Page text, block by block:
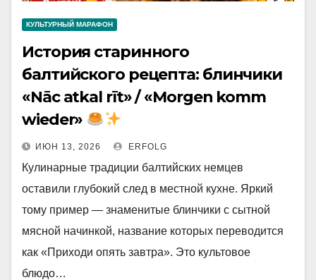
КУЛЬТУРНЫЙ МАРАФОН
История старинного
балтийского рецепта: блинчики
«Nāc atkal rīt» / «Morgen komm
wieder»
ИЮН 13, 2026 ERFOLG
Кулинарные традиции балтийских немцев
оставили глубокий след в местной кухне. Яркий
тому пример — знаменитые блинчики с сытной
мясной начинкой, название которых переводится
как «Приходи опять завтра». Это культовое
блюдо…